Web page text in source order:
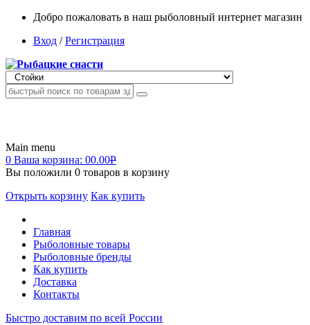
Добро пожаловать в наш рыболовный интернет магазин
Вход /Регистрация
Main menu
0 Ваша корзина: 00.00Р
Вы положили 0 товаров в корзину
Открыть корзину Как купить
Главная
Рыболовные товары
Рыболовные бренды
Как купить
Доставка
Контакты
Быстро доставим по всей России